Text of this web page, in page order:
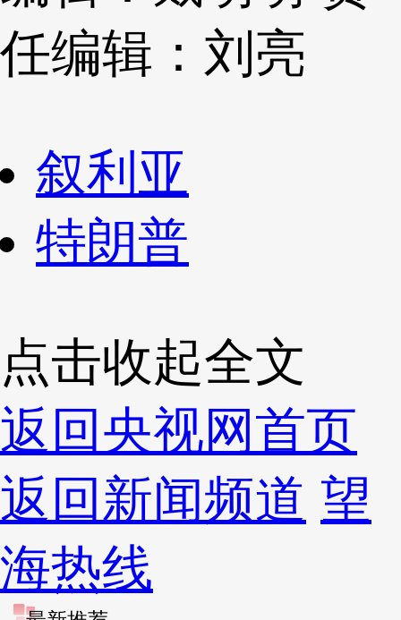
任编辑：刘亮
叙利亚
特朗普
点击收起全文
返回央视网首页
返回新闻频道 望
海热线